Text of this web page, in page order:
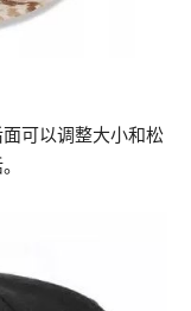
可以调整大小和松